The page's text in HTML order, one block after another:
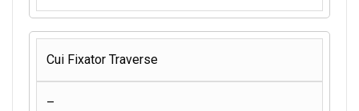
Cui Fixator Traverse
–